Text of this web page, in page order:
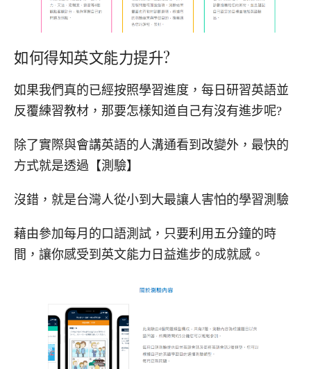
如何得知英文能力提升?
如果我們真的已經按照學習進度，每日研習英語並
反覆練習教材，那要怎樣知道自己有沒有進步呢?
除了實際與會講英語的人溝通看到改變外，最快的
方式就是透過【測驗】
沒錯，就是台灣人從小到大最讓人害怕的學習測驗
藉由參加每月的口語測試，只要利用五分鐘的時
間，讓你感受到英文能力日益進步的成就感。